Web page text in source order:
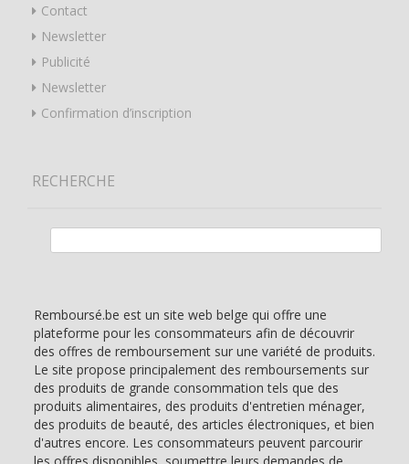
Contact
Newsletter
Publicité
Newsletter
Confirmation d’inscription
RECHERCHE
Remboursé.be est un site web belge qui offre une
plateforme pour les consommateurs afin de découvrir
des offres de remboursement sur une variété de produits.
Le site propose principalement des remboursements sur
des produits de grande consommation tels que des
produits alimentaires, des produits d'entretien ménager,
des produits de beauté, des articles électroniques, et bien
d'autres encore. Les consommateurs peuvent parcourir